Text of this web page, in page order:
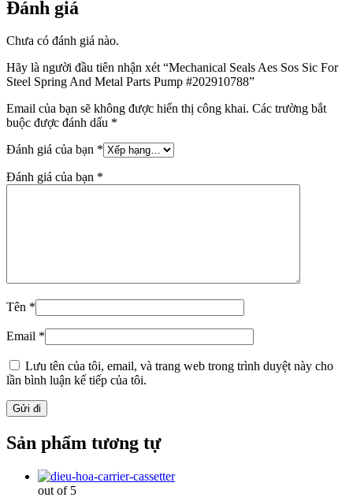
Đánh giá
Chưa có đánh giá nào.
Hãy là người đầu tiên nhận xét “Mechanical Seals Aes Sos Sic For
Steel Spring And Metal Parts Pump #202910788”
Email của bạn sẽ không được hiển thị công khai. Các trường bắt
buộc được đánh dấu *
Đánh giá của bạn *
Đánh giá của bạn *
Tên *
Email *
Lưu tên của tôi, email, và trang web trong trình duyệt này cho
lần bình luận kế tiếp của tôi.
Sản phẩm tương tự
out of 5